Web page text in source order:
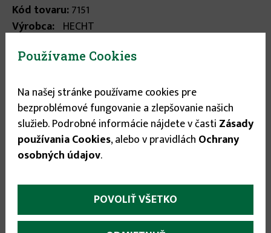
Kód tovaru:7151
Výrobca: HECHT
Teleskopická tyč, nastaviteľná dĺžka 1,9 - 3,6 m. Určená
pre nástavce HECHT. ...viac informácií
Stav tovaru: Na sklade
Expedícia do: 1-3 dní
17.99 €
Používame Cookies
Na našej stránke používame cookies pre
bezproblémové fungovanie a zlepšovanie našich
služieb. Podrobné informácie nájdete v časti Zásady
používania Cookies, alebo v pravidlách Ochrany
osobných údajov.
POVOLIŤ VŠETKO